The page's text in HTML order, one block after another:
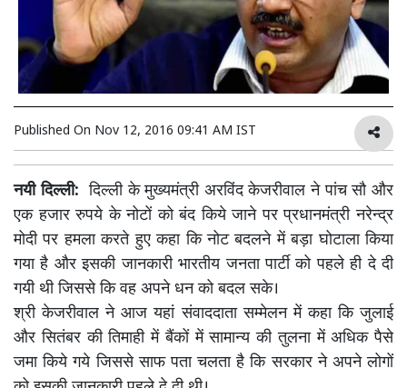
Published On Nov 12, 2016 09:41 AM IST
नयी दिल्ली: दिल्ली के मुख्यमंत्री अरविंद केजरीवाल ने पांच सौ और
एक हजार रुपये के नोटों को बंद किये जाने पर प्रधानमंत्री नरेन्द्र
मोदी पर हमला करते हुए कहा कि नोट बदलने में बड़ा घोटाला किया
गया है और इसकी जानकारी भारतीय जनता पार्टी को पहले ही दे दी
गयी थी जिससे कि वह अपने धन को बदल सके।
श्री केजरीवाल ने आज यहां संवाददाता सम्मेलन में कहा कि जुलाई
और सितंबर की तिमाही में बैंकों में सामान्य की तुलना में अधिक पैसे
जमा किये गये जिससे साफ पता चलता है कि सरकार ने अपने लोगों